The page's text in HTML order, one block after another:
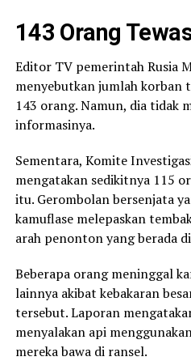
143 Orang
Editor TV pemerintah Rusia
menyebutkan jumlah korban
143 orang. Namun, dia tidak
informasinya.
Sementara, Komite
mengatakan sedikitnya 115
itu. Gerombolan bersenjata
kamuflase melepaskan
arah penonton yang berada
Beberapa orang meninggal
lainnya akibat kebakaran
tersebut. Laporan
menyalakan api
mereka bawa di ransel.